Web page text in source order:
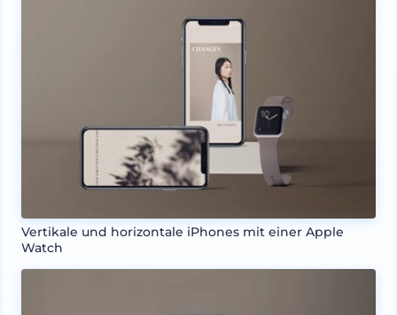
Vertikale und horizontale iPhones mit einer Apple
Watch